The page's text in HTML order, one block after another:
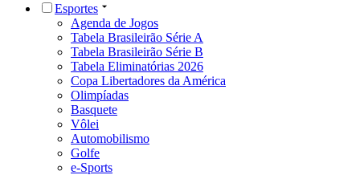
Esportes
Agenda de Jogos
Tabela Brasileirão Série A
Tabela Brasileirão Série B
Tabela Eliminatórias 2026
Copa Libertadores da América
Olimpíadas
Basquete
Vôlei
Automobilismo
Golfe
e-Sports